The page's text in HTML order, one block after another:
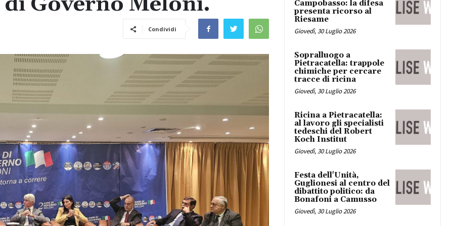
Condividi
Campobasso: la difesa
presenta ricorso al
Riesame
Giovedì, 30 Luglio 2026
Sopralluogo a
Pietracatella: trappole
chimiche per cercare
tracce di ricina
Giovedì, 30 Luglio 2026
Ricina a Pietracatella:
al lavoro gli specialisti
tedeschi del Robert
Koch Institut
Giovedì, 30 Luglio 2026
Festa dell'Unità,
Guglionesi al centro del
dibattito politico: da
Bonafoni a Camusso
Giovedì, 30 Luglio 2026